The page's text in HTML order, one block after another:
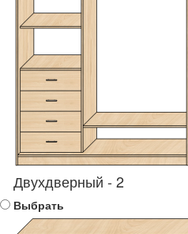
Двухдверный - 2
Выбрать